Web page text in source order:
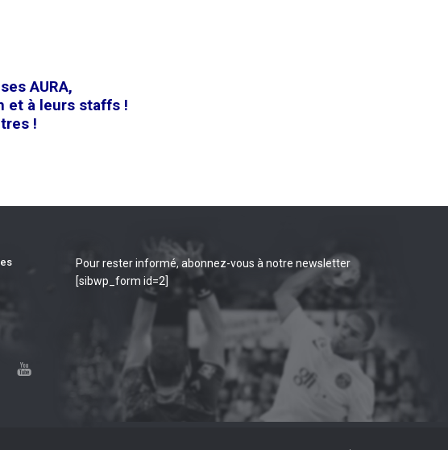
AURA,
et à leurs staffs !
!
Pour rester informé, abonnez-vous à notre newsletter
[sibwp_form id=2]